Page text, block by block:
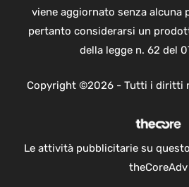
viene aggiornato senza alcuna
pertanto considerarsi un
della legge n. 62 del
Copyright ©2026 - Tutti i diritti
Le attività pubblicitarie su
theCoreAdv